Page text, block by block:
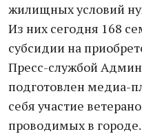
жилищных условий
Из них сегодня 168
субсидии на
Пресс-службой
подготовлен медиа-
себя участие
проводимых в